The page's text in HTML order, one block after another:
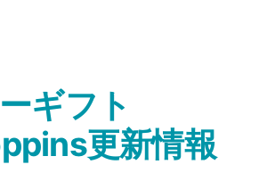
ギフト
更新情報